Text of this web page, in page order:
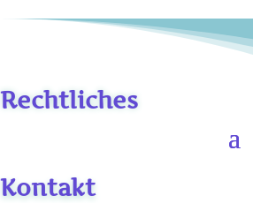
Rechtliches
Kontakt